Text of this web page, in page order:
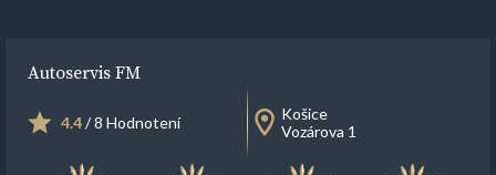
Autoservis FM
4.4/ 8 Hodnotení
Košice
Vozárova 1